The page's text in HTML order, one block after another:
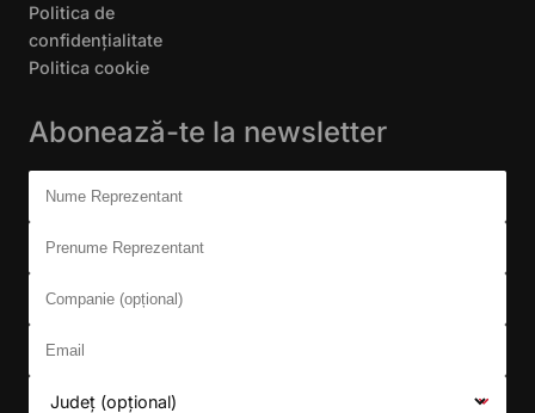
Politica de
confidențialitate
Politica cookie
Abonează-te la newsletter
Don't fill this out:
Nume Reprezentant
Prenume Reprezentant
Companie (opțional)
Email
Județ (opțional)